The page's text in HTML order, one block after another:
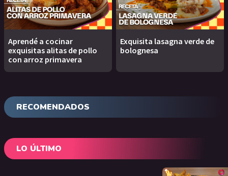
Aprendé a cocinar
exquisitas alitas de pollo
con arroz primavera
Exquisita lasagna verde de
bolognesa
RECOMENDADOS
LO ÚLTIMO